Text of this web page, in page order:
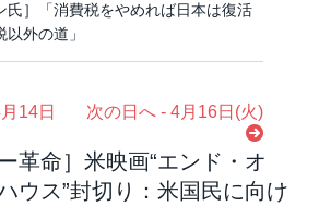
氏］「消費税をやめれば日本は復活
外の道」
14日
次の日へ - 4月16日(火)
革命］米映画“エンド・オ
ウス”封切り：米国民に向け